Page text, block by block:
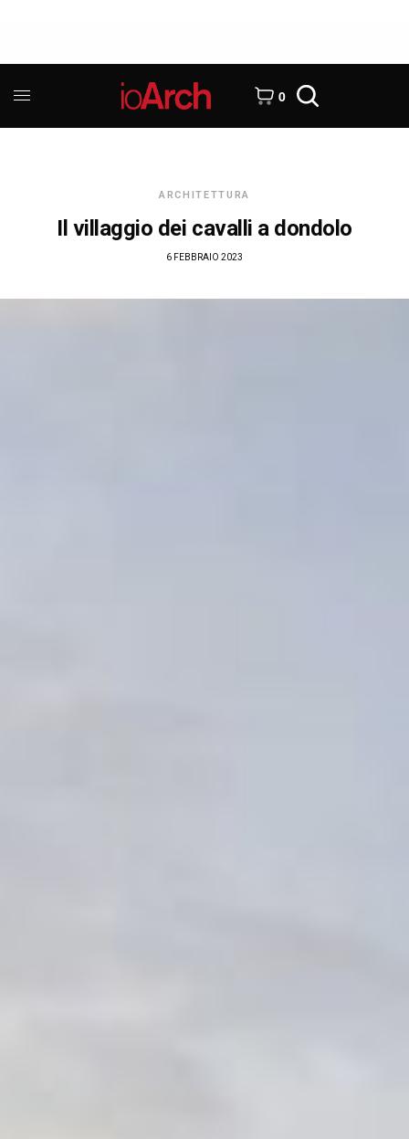
0
ARCHITETTURA
Il villaggio dei cavalli a dondolo
6 FEBBRAIO 2023